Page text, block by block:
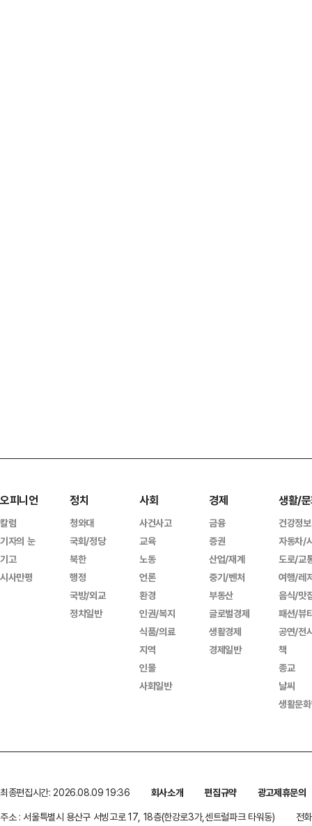
오피니언
칼럼
기자의 눈
기고
시사만평
정치
청와대
국회/정당
북한
행정
국방/외교
정치일반
사회
사건사고
교육
노동
언론
환경
인권/복지
식품/의료
지역
인물
사회일반
경제
금융
증권
산업/재계
중기/벤처
부동산
글로벌경제
생활경제
경제일반
생활/
건강정보
자동차/
도로/교
여행/레
음식/맛
패션/뷰
공연/전
책
종교
날씨
생활문
최종편집시간: 2026.08.09 19:36 회사소개 편집규약
광고제휴문의
주소 : 서울특별시 용산구 서빙고로 17, 18층(한강로3가,센트럴파크 타워동)
전